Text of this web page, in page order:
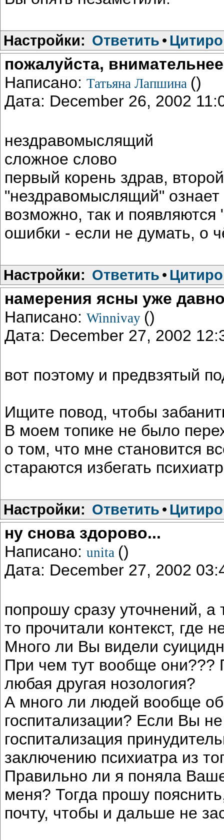
Настройки: Ответить •
пожалуйста,
Написано: Татьяна Лапшина ()
Дата: December 26, 2002
нездравомыслящий
сложное слово
первый корень здрав,
"нездравомыслящий"
возможно, так и
ошибки - если не думать, о
Настройки: Ответить •
намерения ясны уже
Написано: Winnivay ()
Дата: December 27, 2002
вот поэтому и предвзятый
Ищите повод, чтобы
В моем топике не было
о том, что мне становится
стараются избегать
Настройки: Ответить •
ну снова здорово...
Написано: unita ()
Дата: December 27, 2002
попрошу сразу уточнений, а
то прочитали контекст, где
Много ли Вы видели
При чем тут вообще
любая другая нозология?
А много ли людей вообще
госпитализации? Если Вы
госпитализация
заключению психиатра из
Правильно ли я поняла
меня? Тогда прошу
почту, чтобы и дальше не